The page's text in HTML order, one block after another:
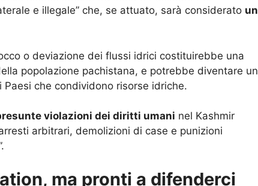
e illegale” che, se attuato, sarà considerato un
o deviazione dei flussi idrici costituirebbe una
popolazione pachistana, e potrebbe diventare un
che condividono risorse idriche.
violazioni dei diritti umani nel Kashmir
arbitrari, demolizioni di case e punizioni
ma pronti a difenderci